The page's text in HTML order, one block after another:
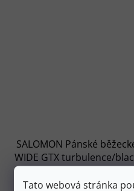
Tato webová stránka
SALOMON Pánské
WIDE GTX turbulence/